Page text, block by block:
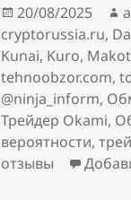
Опубликовано
20/08/2025
cryptorussia.ru,
Kunai, Kuro,
tehnoobzor.com,
@ninja_inform,
Трейдер Okami,
вероятности,
отзывы